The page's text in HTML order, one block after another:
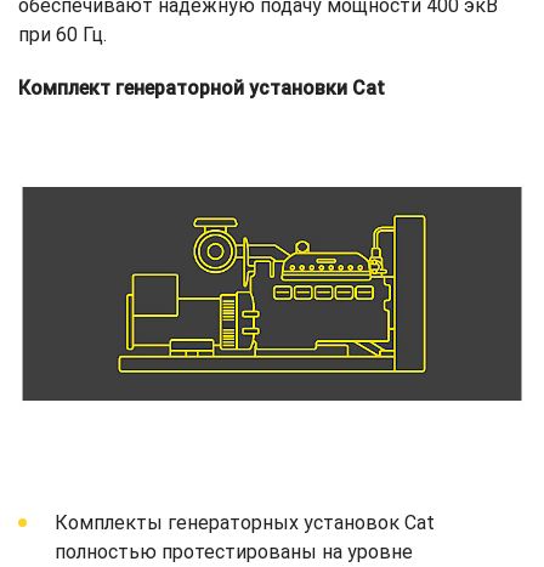
обеспечивают надежную подачу мощности 400 экВ
при 60 Гц.
Комплект генераторной установки Cat
Комплекты генераторных установок Cat
полностью протестированы на уровне